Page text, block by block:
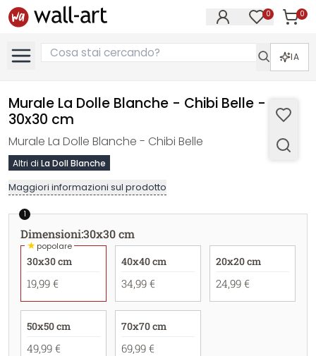
0 0
IA
Murale La Dolle Blanche - Chibi Belle -
30x30 cm
Murale La Dolle Blanche - Chibi Belle
Altri di La Doll Blanche
Maggiori informazioni sul prodotto
1
Dimensioni:30x30 cm
★popolare
30x30 cm
19,99 €
40x40 cm
34,99 €
20x20 cm
24,99 €
50x50 cm
49,99 €
70x70 cm
69,99 €